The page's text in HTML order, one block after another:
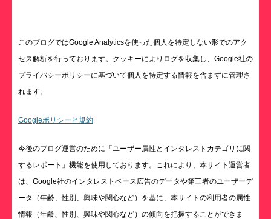
このブログではGoogle Analyticsを使った個人を特定しない形でのアク
セス解析を行っております。クッキーによりログを収集し、Google社の
プライバシーポリシーに基づいて個人を特定する情報を含まずに管理さ
れます。
Googleポリシーと規約
今後のブログ運営のために「ユーザー属性とインタレストカテゴリに関
するレポート」機能を使用しております。これにより、本サイト運営者
は、Google社のインタレストベース広告のデータや第三者のユーザーデ
ータ（年齢、性別、興味や関心など）を基に、本サイトの利用者の属性
情報（年齢、性別、興味や関心など）の傾向を把握することができま